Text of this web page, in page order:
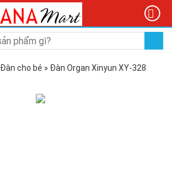
Đàn cho bé » Đàn Organ Xinyun XY-328